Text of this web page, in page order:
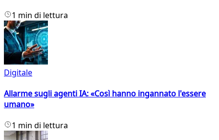
1 min di lettura
Digitale
Allarme sugli agenti IA: «Così hanno ingannato l'essere
umano»
1 min di lettura